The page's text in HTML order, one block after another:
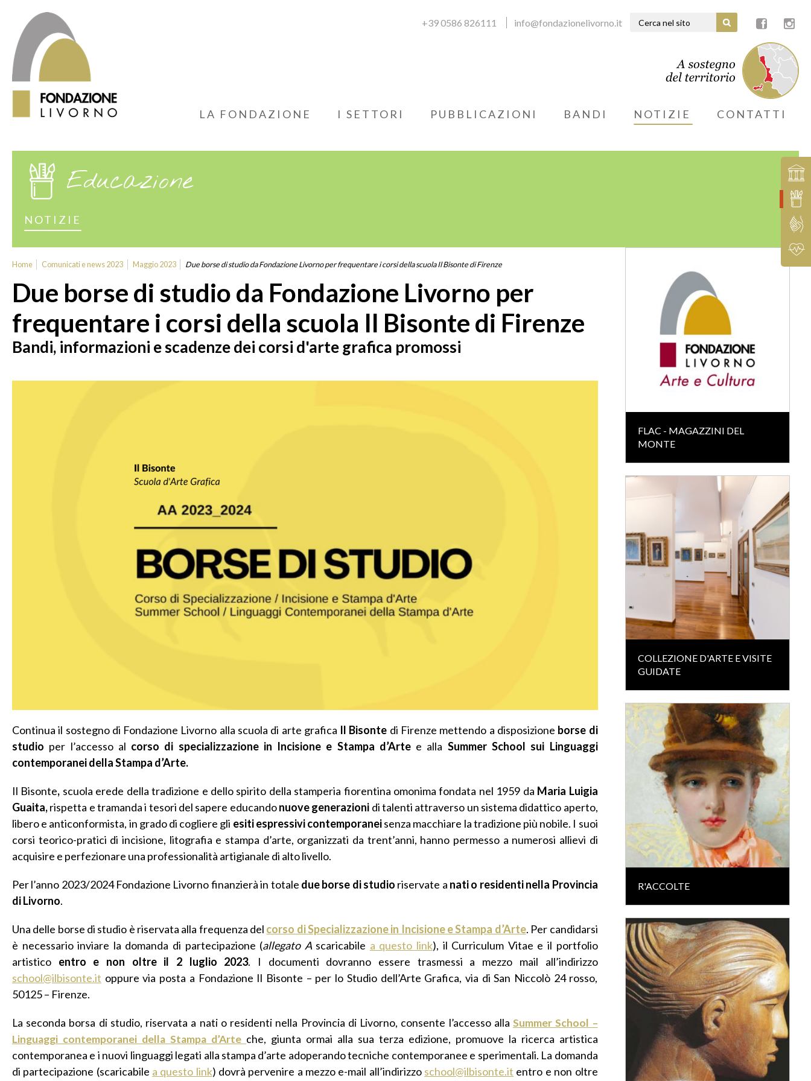
+39 0586 826111 info@fondazionelivorno.it
LA FONDAZIONE I SETTORI PUBBLICAZIONI BANDI NOTIZIE CONTATTI
Educazione
NOTIZIE
Home Comunicati e news 2023 Maggio 2023 Due borse di studio da Fondazione Livorno per frequentare i corsi della scuola Il Bisonte di Firenze
Due borse di studio da Fondazione Livorno per
frequentare i corsi della scuola Il Bisonte di Firenze
Bandi, informazioni e scadenze dei corsi d'arte grafica promossi
Continua il sostegno di Fondazione Livorno alla scuola di arte grafica Il Bisonte di Firenze mettendo a disposizione borse di
studio per l’accesso al corso di specializzazione in Incisione e Stampa d’Artee alla Summer School sui Linguaggi
contemporanei della Stampa d’Arte.
Il Bisonte, scuola erede della tradizione e dello spirito della stamperia fiorentina omonima fondata nel 1959 da Maria Luigia
Guaita,rispetta e tramanda i tesori del sapere educandonuove generazioni di talenti attraverso un sistema didattico aperto,
libero e anticonformista, in grado di cogliere gli esiti espressivi contemporaneisenza macchiare la tradizione più nobile. I suoi
corsi teorico-pratici di incisione, litografia e stampa d’arte, organizzati da trent’anni, hanno permesso a numerosi allievi di
acquisire e perfezionare una professionalità artigianale di alto livello.
Per l’anno 2023/2024 Fondazione Livorno finanzierà in totale due borse di studio riservate a nati o residenti nella Provincia
di Livorno.
Una delle borse di studio è riservata alla frequenza del corso di Specializzazione in Incisione e Stampa d’Arte. Per candidarsi
è necessario inviare la domanda di partecipazione (allegato Ascaricabile a questo link), il Curriculum Vitae e il portfolio
artistico entro e non oltre il 2 luglio 2023. I documenti dovranno essere trasmessi a mezzo mail all’indirizzo
school@ilbisonte.it oppure via posta a Fondazione Il Bisonte – per lo Studio dell’Arte Grafica, via di San Niccolò 24 rosso,
50125 – Firenze.
La seconda borsa di studio, riservata a nati o residenti nella Provincia di Livorno, consente l’accesso allaSummer School –
Linguaggi contemporanei della Stampa d’Arte che, giunta ormai alla sua terza edizione, promuove la ricerca artistica
contemporanea e i nuovi linguaggi legati alla stampa d’arte adoperando tecniche contemporanee e sperimentali. La domanda
di partecipazione (scaricabile a questo link) dovrà pervenire a mezzo e-mail all’indirizzo school@ilbisonte.it entro e non oltre
FLAC - MAGAZZINI DEL
MONTE
COLLEZIONE D'ARTE E VISITE
GUIDATE
R'ACCOLTE